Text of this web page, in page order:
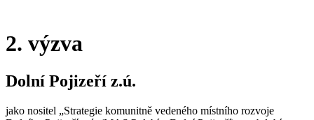
2. výzva
Dolní Pojizeří z.ú.
jako nositel „Strategie komunitně vedeného místního rozvoje